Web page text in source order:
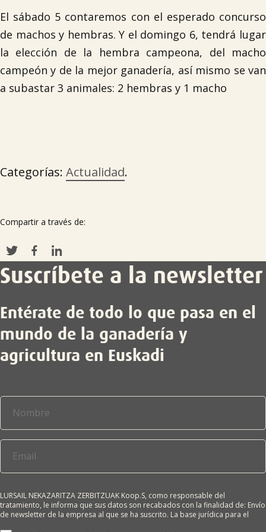
El sábado 5 contaremos con el esperado concurso
de machos y hembras. Y el domingo 6, tendrá lugar
la elección de la hembra campeona, del macho
campeón y de la mejor ganadería, así mismo se van
a subastar 3 animales: 2 hembras y 1 macho
Categorías: Actualidad.
Compartir a través de:
Suscríbete a la newsletter
Entérate de todo lo que pasa en el
mundo de la ganadería y
agricultura en Euskadi
LURSAIL NEKAZARITZA ZERBITZUAK Koop.S, como responsable del
tratamiento, le informa que sus datos son recabados con la finalidad de: Envío
de newsletter de la empresa al que se ha suscrito. La base jurídica para el